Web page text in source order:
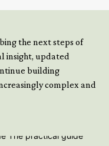
the next steps of
insight, updated
building
complex and